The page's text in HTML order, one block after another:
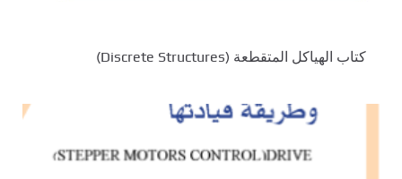
كتاب الهياكل المتقطعة (Discrete Structures)